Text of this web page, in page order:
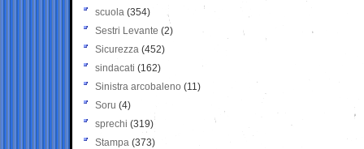
scuola (354)
Sestri Levante (2)
Sicurezza (452)
sindacati (162)
Sinistra arcobaleno (11)
Soru (4)
sprechi (319)
Stampa (373)